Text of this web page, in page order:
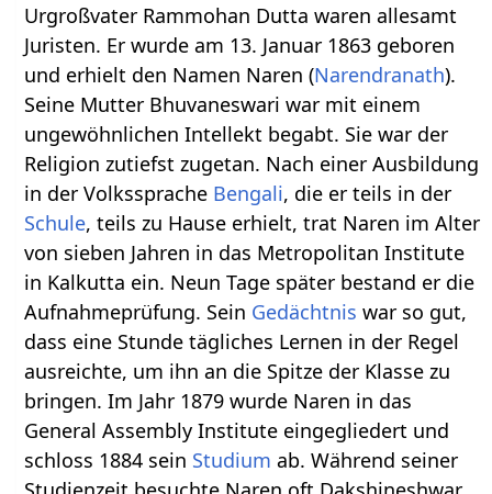
Urgroßvater Rammohan Dutta waren allesamt
Juristen. Er wurde am 13. Januar 1863 geboren
und erhielt den Namen Naren (Narendranath).
Seine Mutter Bhuvaneswari war mit einem
ungewöhnlichen Intellekt begabt. Sie war der
Religion zutiefst zugetan. Nach einer Ausbildung
in der Volkssprache Bengali, die er teils in der
Schule, teils zu Hause erhielt, trat Naren im Alter
von sieben Jahren in das Metropolitan Institute
in Kalkutta ein. Neun Tage später bestand er die
Aufnahmeprüfung. Sein Gedächtnis war so gut,
dass eine Stunde tägliches Lernen in der Regel
ausreichte, um ihn an die Spitze der Klasse zu
bringen. Im Jahr 1879 wurde Naren in das
General Assembly Institute eingegliedert und
schloss 1884 sein Studium ab. Während seiner